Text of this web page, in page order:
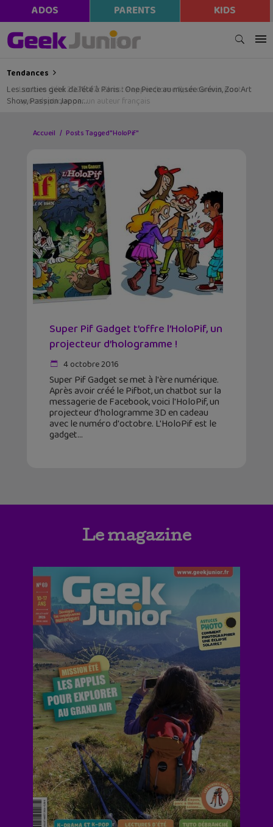
ADOS PARENTS KIDS
Tendances
Les sorties geek de l’été à Paris : One Piece au musée Grévin, Zoo Art
Show, Passion Japon…
Accueil Posts Tagged "HoloPif"
Super Pif Gadget t’offre l’HoloPif, un
projecteur d’hologramme !
4 octobre 2016
Super Pif Gadget se met à l'ère numérique.
Après avoir créé le Pifbot, un chatbot sur la
messagerie de Facebook, voici l'HoloPif, un
projecteur d'hologramme 3D en cadeau
avec le numéro d'octobre. L'HoloPif est le
gadget
Le magazine